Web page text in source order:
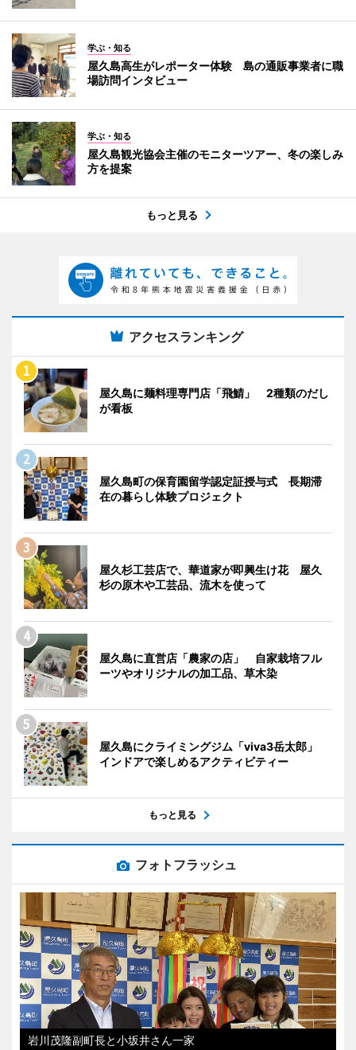
学ぶ・知る
屋久島高生がレポーター体験 島の通販事業者に職
場訪問インタビュー
学ぶ・知る
屋久島観光協会主催のモニターツアー、冬の楽しみ
方を提案
もっと見る
アクセスランキング
屋久島に麺料理専門店「飛鯖」 2種類のだし
が看板
屋久島町の保育園留学認定証授与式 長期滞
在の暮らし体験プロジェクト
屋久杉工芸店で、華道家が即興生け花 屋久
杉の原木や工芸品、流木を使って
屋久島に直営店「農家の店」 自家栽培フル
ーツやオリジナルの加工品、草木染
屋久島にクライミングジム「viva3岳太郎」
インドアで楽しめるアクティビティー
もっと見る
フォトフラッシュ
岩川茂隆副町長と小坂井さん一家